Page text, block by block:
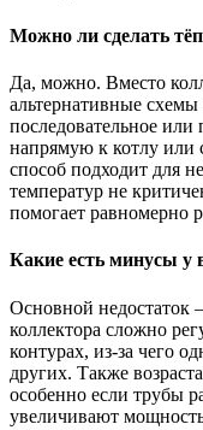
Можно ли сделать
Да, можно. Вместо
альтернативные
последовательное или
напрямую к котлу или
способ подходит для
температур не
помогает равномерно
Какие есть минусы у
Основной недостаток
коллектора сложно
контурах, из-за чего
других. Также
особенно если трубы
увеличивают